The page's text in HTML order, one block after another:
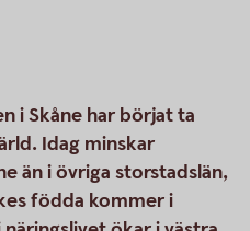
i Skåne har börjat ta
Idag minskar
än i övriga storstadslän,
födda kommer i